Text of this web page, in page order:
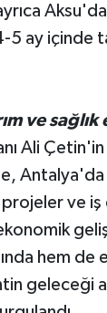
5 ay içinde
ve sağlık
Ali
Antalya'da
projeler ve iş
hem
geleceği